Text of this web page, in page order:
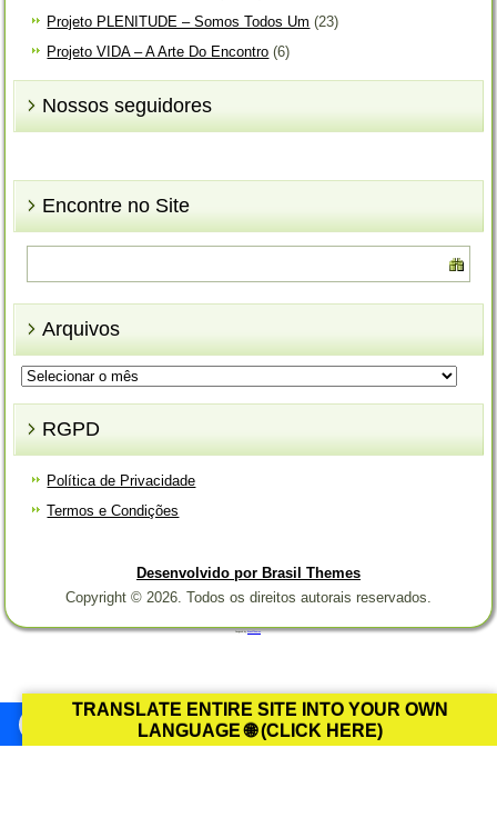
Projeto PLENITUDE – Somos Todos Um (23)
Projeto VIDA – A Arte Do Encontro (6)
Nossos seguidores
Encontre no Site
Arquivos
Arquivos
RGPD
Política de Privacidade
Termos e Condições
Desenvolvido por Brasil Themes
Copyright © 2026. Todos os direitos autorais reservados.
TRANSLATE ENTIRE SITE INTO YOUR OWN
LANGUAGE 🌐 (CLICK HERE)